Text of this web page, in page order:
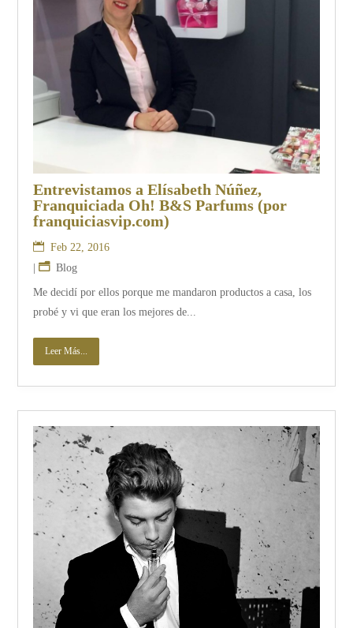
Entrevistamos a Elísabeth Núñez,
Franquiciada Oh! B&S Parfums (por
franquiciasvip.com)
Feb 22, 2016
|
Blog
Me decidí por ellos porque me mandaron productos a casa, los
probé y vi que eran los mejores de...
Leer Más...